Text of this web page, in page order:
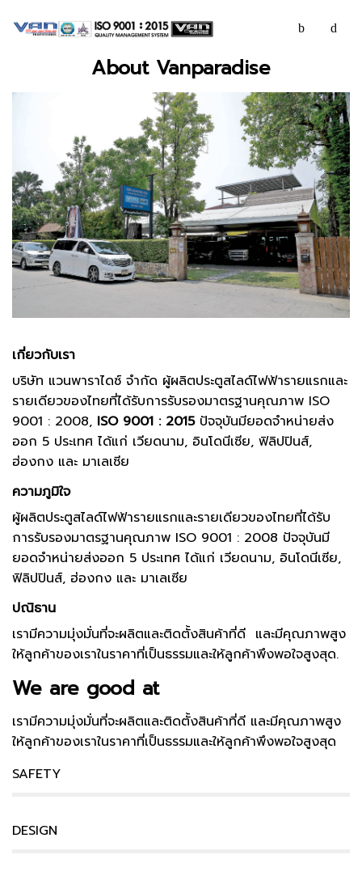
About Vanparadise
เกี่ยวกับเรา
บริษัท แวนพาราไดซ์ จำกัด ผู้ผลิตประตูสไลด์ไฟฟ้ารายแรกและ
รายเดียวของไทยที่ได้รับการรับรองมาตรฐานคุณภาพ ISO
9001 : 2008, ISO 9001 : 2015ปัจจุบันมียอดจำหน่ายส่ง
ออก 5 ประเทศ ได้แก่ เวียดนาม, อินโดนีเซีย, ฟิลิปปินส์,
ฮ่องกง และ มาเลเซีย
ความภูมิใจ
ผู้ผลิตประตูสไลด์ไฟฟ้ารายแรกและรายเดียวของไทยที่ได้รับ
การรับรองมาตรฐานคุณภาพ ISO 9001 : 2008 ปัจจุบันมี
ยอดจำหน่ายส่งออก 5 ประเทศ ได้แก่ เวียดนาม, อินโดนีเซีย,
ฟิลิปปินส์, ฮ่องกง และ มาเลเซีย
ปณิธาน
เรามีความมุ่งมั่นที่จะผลิตและติดตั้งสินค้าที่ดี และมีคุณภาพสูง
ให้ลูกค้าของเราในราคาที่เป็นธรรมและให้ลูกค้าพึงพอใจสูงสุด.
We are good at
เรามีความมุ่งมั่นที่จะผลิตและติดตั้งสินค้าที่ดี และมีคุณภาพสูง
ให้ลูกค้าของเราในราคาที่เป็นธรรมและให้ลูกค้าพึงพอใจสูงสุด
SAFETY
DESIGN